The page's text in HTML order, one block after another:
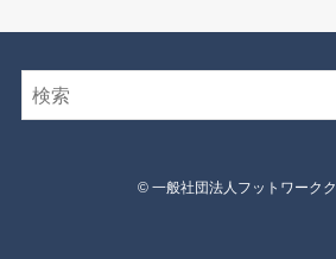
© 一般社団法人フットワーク